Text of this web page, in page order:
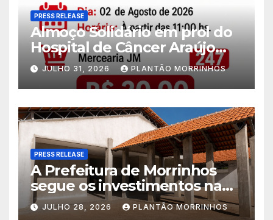
PRESS RELEASE
Almoço Solidário em prol do
Hospital de Câncer Araújo
Jorge é realizado no Jardim
América
JULHO 31, 2026 PLANTÃO MORRINHOS
PRESS RELEASE
A Prefeitura de Morrinhos
segue os investimentos na
educação. A obra da Escola
Municipal Eudóxio de
JULHO 28, 2026 PLANTÃO MORRINHOS